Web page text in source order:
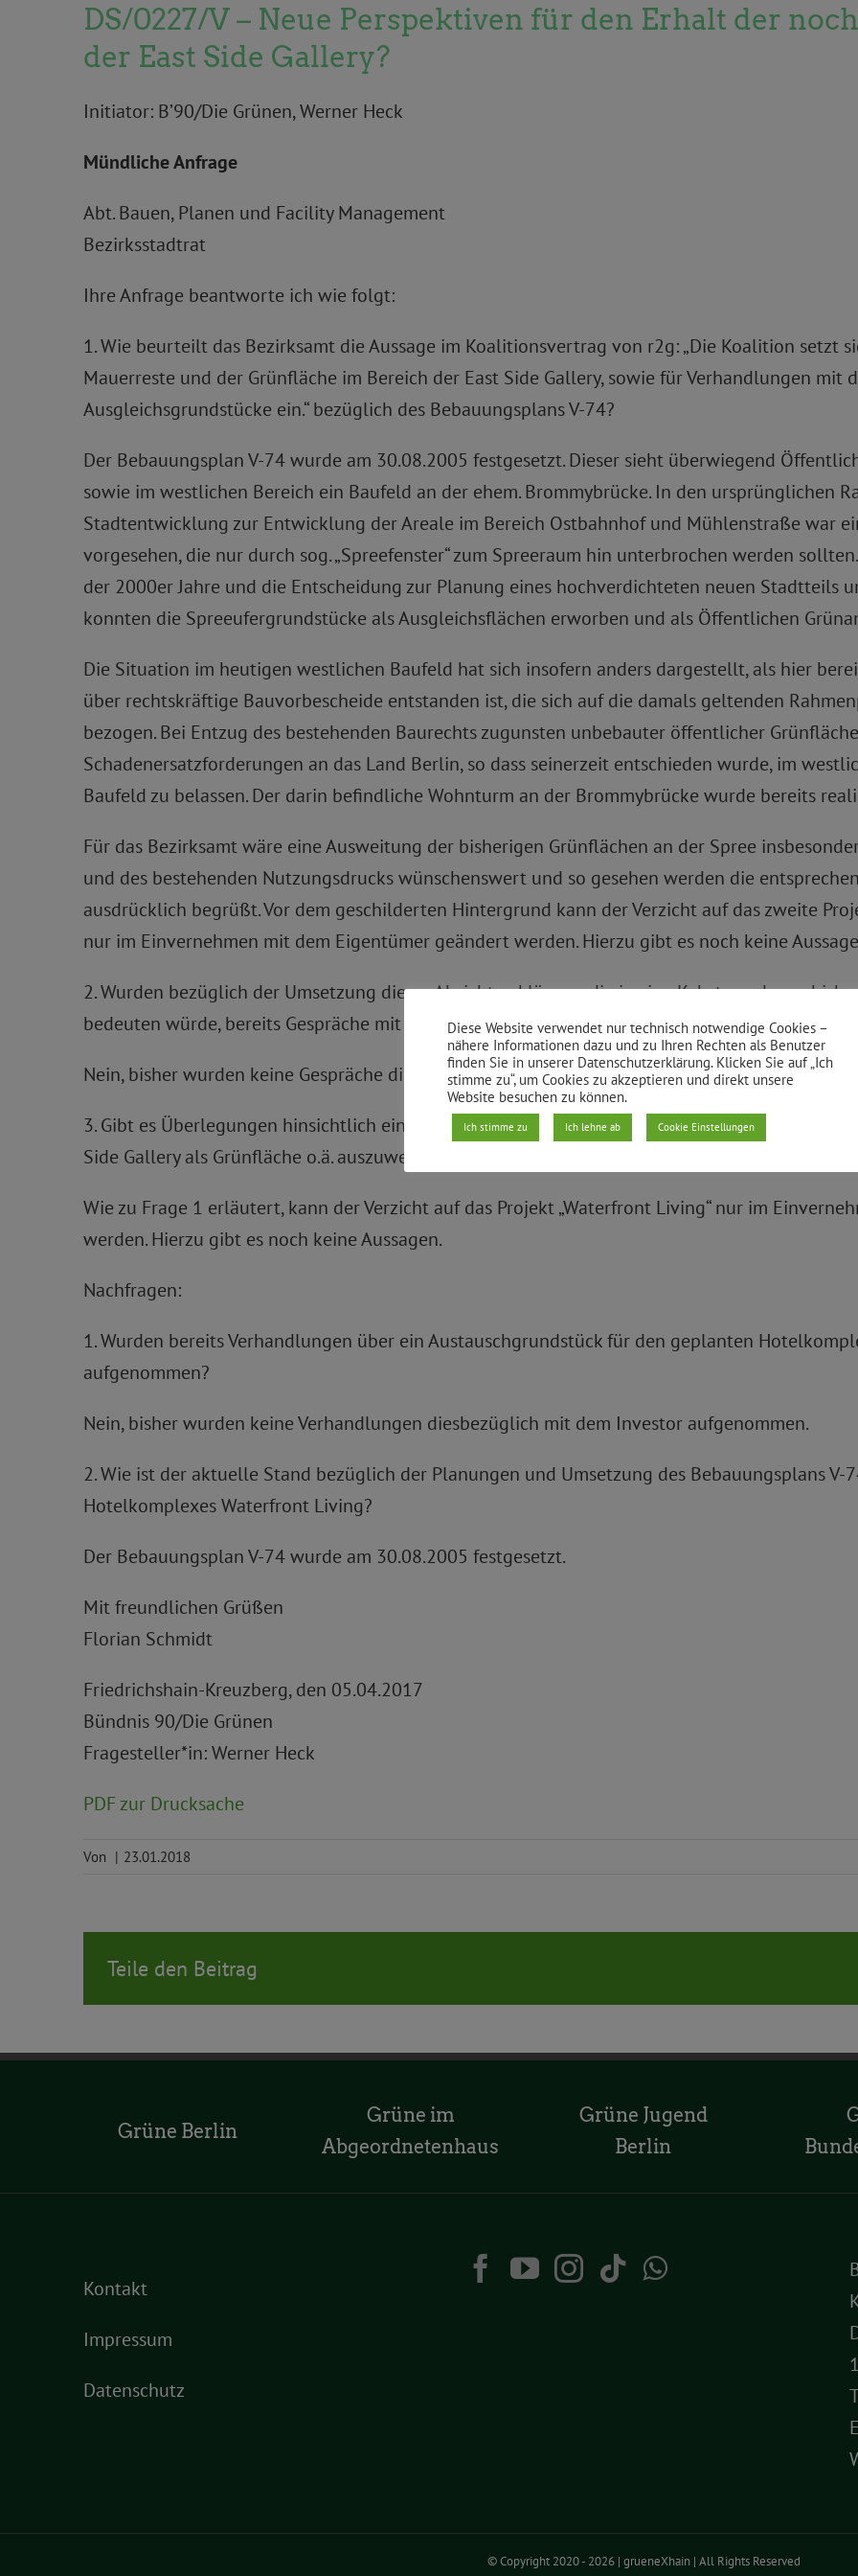
DS/0227/V – Neue Perspektiven für den Erhalt der
der East Side Gallery?
Initiator: B’90/Die Grünen, Werner Heck
Mündliche Anfrage
Abt. Bauen, Planen und Facility Management
Bezirksstadtrat
Ihre Anfrage beantworte ich wie folgt:
1. Wie beurteilt das Bezirksamt die Aussage im Koalitionsvertrag von r2g: „Die Koalition setzt
Mauerreste und der Grünfläche im Bereich der East Side Gallery, sowie für Verhandlungen mit
Ausgleichsgrundstücke ein.“ bezüglich des Bebauungsplans V-74?
Der Bebauungsplan V-74 wurde am 30.08.2005 festgesetzt. Dieser sieht überwiegend
sowie im westlichen Bereich ein Baufeld an der ehem. Brommybrücke. In den ursprünglichen
Stadtentwicklung zur Entwicklung der Areale im Bereich Ostbahnhof und Mühlenstraße war
vorgesehen, die nur durch sog. „Spreefenster“ zum Spreeraum hin unterbrochen werden
der 2000er Jahre und die Entscheidung zur Planung eines hochverdichteten neuen Stadtteils
konnten die Spreeufergrundstücke als Ausgleichsflächen erworben und als Öffentlichen
Die Situation im heutigen westlichen Baufeld hat sich insofern anders dargestellt, als hier
über rechtskräftige Bauvorbescheide entstanden ist, die sich auf die damals geltenden
bezogen. Bei Entzug des bestehenden Baurechts zugunsten unbebauter öffentlicher
Schadenersatzforderungen an das Land Berlin, so dass seinerzeit entschieden wurde, im
Baufeld zu belassen. Der darin befindliche Wohnturm an der Brommybrücke wurde bereits
Für das Bezirksamt wäre eine Ausweitung der bisherigen Grünflächen an der Spree
und des bestehenden Nutzungsdrucks wünschenswert und so gesehen werden die
ausdrücklich begrüßt. Vor dem geschilderten Hintergrund kann der Verzicht auf das zweite
nur im Einvernehmen mit dem Eigentümer geändert werden. Hierzu gibt es noch keine
2. Wurden bezüglich der Umsetzung dieser Absichtserklärung, die ja eine Kehrtwende zur
bedeuten würde, bereits Gespräche mit den zuständigen Senatsverwaltungen aufgenommen?
Nein, bisher wurden keine Gespräche diesbezüglich mit den zuständigen Senatsverwaltungen
3. Gibt es Überlegungen hinsichtlich einer Änderung des Bebauungsplans V-74 mit dem Ziel,
Side Gallery als Grünfläche o.ä. auszuweisen?
Wie zu Frage 1 erläutert, kann der Verzicht auf das Projekt „Waterfront Living“ nur im
werden. Hierzu gibt es noch keine Aussagen.
Nachfragen:
1. Wurden bereits Verhandlungen über ein Austauschgrundstück für den geplanten
aufgenommen?
Nein, bisher wurden keine Verhandlungen diesbezüglich mit dem Investor aufgenommen.
2. Wie ist der aktuelle Stand bezüglich der Planungen und Umsetzung des Bebauungsplans
Hotelkomplexes Waterfront Living?
Der Bebauungsplan V-74 wurde am 30.08.2005 festgesetzt.
Mit freundlichen Grüßen
Florian Schmidt
Friedrichshain-Kreuzberg, den 05.04.2017
Bündnis 90/Die Grünen
Fragesteller*in: Werner Heck
PDF zur Drucksache
Von | 23.01.2018
Teile den Beitrag
Grüne Berlin
Grüne im
Abgeordnetenhaus
Grüne Jugend
Berlin
Kontakt
Impressum
Datenschutz
© Copyright 2020 - 2026 | grueneXhain | All Rights Reserved
Diese Website verwendet nur technisch notwendige Cookies –
nähere Informationen dazu und zu Ihren Rechten als Benutzer
finden Sie in unserer Datenschutzerklärung. Klicken Sie auf „Ich
stimme zu“, um Cookies zu akzeptieren und direkt unsere
Website besuchen zu können.
Ich stimme zu Ich lehne ab Cookie Einstellungen